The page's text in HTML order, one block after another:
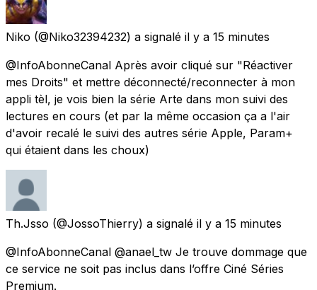
Niko (@Niko32394232) a signalé il y a 15 minutes
@InfoAbonneCanal Après avoir cliqué sur "Réactiver
mes Droits" et mettre déconnecté/reconnecter à mon
appli tèl, je vois bien la série Arte dans mon suivi des
lectures en cours (et par la même occasion ça a l'air
d'avoir recalé le suivi des autres série Apple, Param+
qui étaient dans les choux)
Th.Jsso (@JossoThierry) a signalé il y a 15 minutes
@InfoAbonneCanal @anael_tw Je trouve dommage que
ce service ne soit pas inclus dans l’offre Ciné Séries
Premium.